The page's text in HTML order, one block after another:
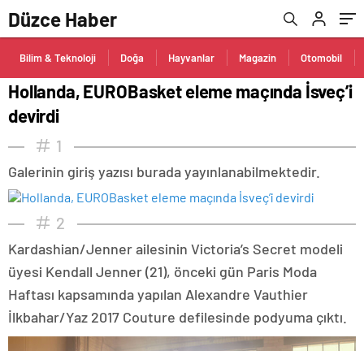
Düzce Haber
Bilim & Teknoloji Doğa Hayvanlar Magazin Otomobil
Hollanda, EUROBasket eleme maçında İsveç’i
devirdi
1
Galerinin giriş yazısı burada yayınlanabilmektedir.
2
Kardashian/Jenner ailesinin Victoria’s Secret modeli
üyesi Kendall Jenner (21), önceki gün Paris Moda
Haftası kapsamında yapılan Alexandre Vauthier
İlkbahar/Yaz 2017 Couture defilesinde podyuma çıktı.